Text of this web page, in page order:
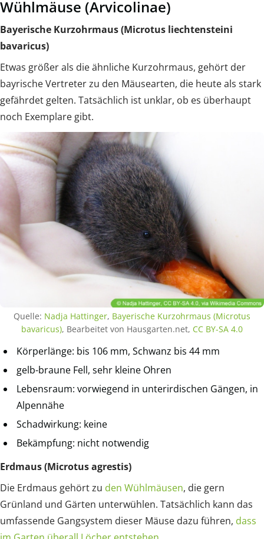
Wühlmäuse (Arvicolinae)
Bayerische Kurzohrmaus (Microtus liechtensteini
bavaricus)
Etwas größer als die ähnliche Kurzohrmaus, gehört der
bayrische Vertreter zu den Mäusearten, die heute als stark
gefährdet gelten. Tatsächlich ist unklar, ob es überhaupt
noch Exemplare gibt.
Quelle: Nadja Hattinger, Bayerische Kurzohrmaus (Microtus
bavaricus), Bearbeitet von Hausgarten.net, CC BY-SA 4.0
Körperlänge: bis 106 mm, Schwanz bis 44 mm
gelb-braune Fell, sehr kleine Ohren
Lebensraum: vorwiegend in unterirdischen Gängen, in
Alpennähe
Schadwirkung: keine
Bekämpfung: nicht notwendig
Erdmaus (Microtus agrestis)
Die Erdmaus gehört zu den Wühlmäusen, die gern
Grünland und Gärten unterwühlen. Tatsächlich kann das
umfassende Gangsystem dieser Mäuse dazu führen, dass